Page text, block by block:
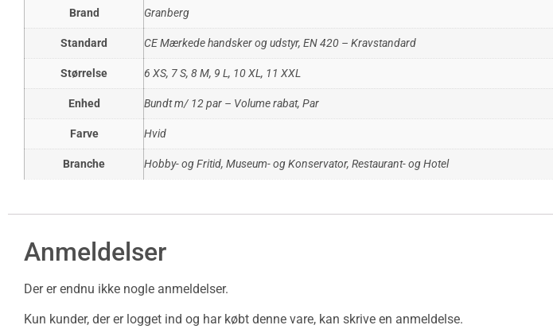
Brand Granberg
Standard CE Mærkede handsker og udstyr, EN 420 – Kravstandard
Størrelse 6 XS, 7 S, 8 M, 9 L, 10 XL, 11 XXL
Enhed Bundt m/ 12 par – Volume rabat, Par
Farve Hvid
Branche Hobby- og Fritid, Museum- og Konservator, Restaurant- og Hotel
Anmeldelser
Der er endnu ikke nogle anmeldelser.
Kun kunder, der er logget ind og har købt denne vare, kan skrive en anmeldelse.